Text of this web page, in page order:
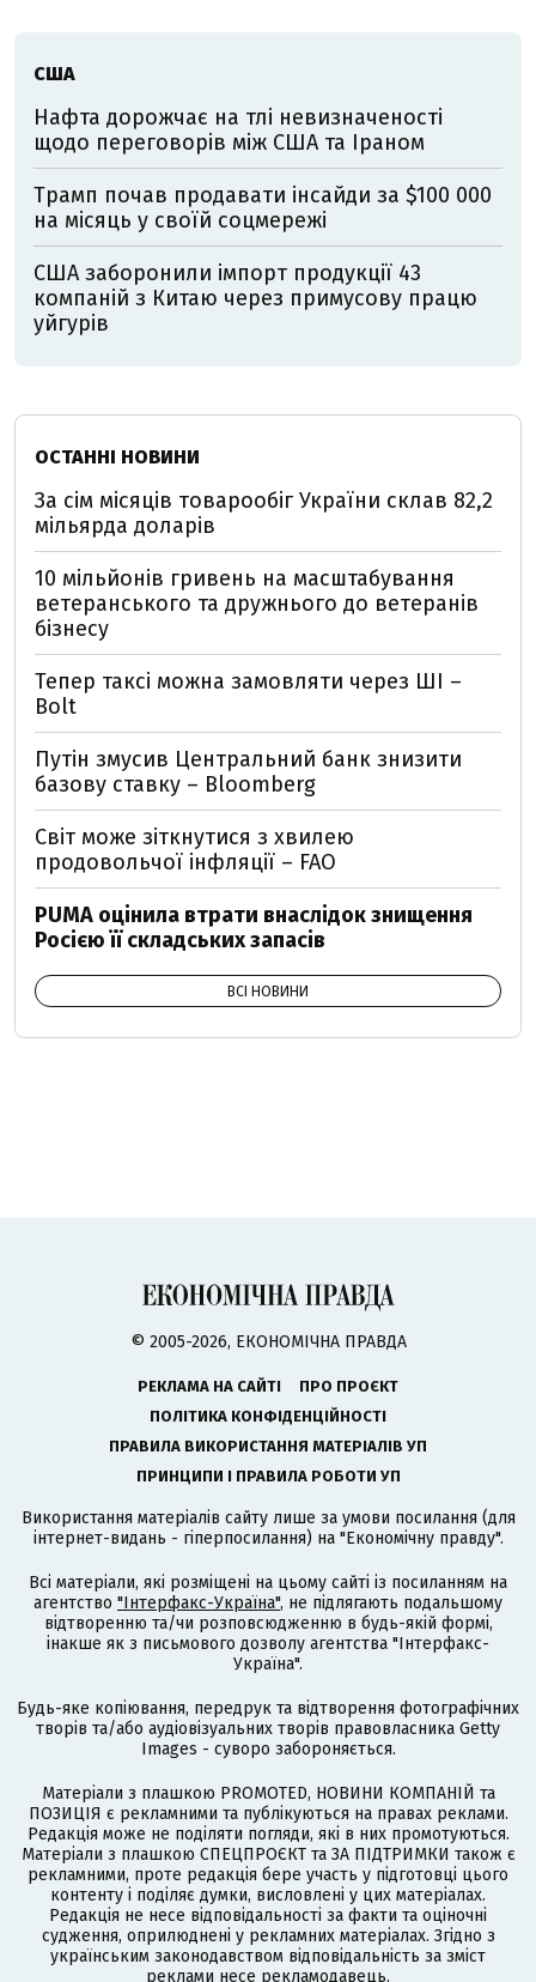
США
Нафта дорожчає на тлі невизначеності
щодо переговорів між США та Іраном
Трамп почав продавати інсайди за $100 000
на місяць у своїй соцмережі
США заборонили імпорт продукції 43
компаній з Китаю через примусову працю
уйгурів
ОСТАННІ НОВИНИ
За сім місяців товарообіг України склав 82,2
мільярда доларів
10 мільйонів гривень на масштабування
ветеранського та дружнього до ветеранів
бізнесу
Тепер таксі можна замовляти через ШІ –
Bolt
Путін змусив Центральний банк знизити
базову ставку – Bloomberg
Світ може зіткнутися з хвилею
продовольчої інфляції – FAO
PUMA оцінила втрати внаслідок знищення
Росією її складських запасів
ВСІ НОВИНИ
© 2005-2026, ЕКОНОМІЧНА ПРАВДА
РЕКЛАМА НА САЙТІ
ПРО ПРОЄКТ
ПОЛІТИКА КОНФІДЕНЦІЙНОСТІ
ПРАВИЛА ВИКОРИСТАННЯ МАТЕРІАЛІВ УП
ПРИНЦИПИ І ПРАВИЛА РОБОТИ УП
Використання матеріалів сайту лише за умови посилання (для
інтернет-видань - гіперпосилання) на "Економічну правду".
Всі матеріали, які розміщені на цьому сайті із посиланням на
агентство "Інтерфакс-Україна", не підлягають подальшому
відтворенню та/чи розповсюдженню в будь-якій формі,
інакше як з письмового дозволу агентства "Інтерфакс-
Україна".
Будь-яке копіювання, передрук та відтворення фотографічних
творів та/або аудіовізуальних творів правовласника Getty
Images - суворо забороняється.
Матеріали з плашкою PROMOTED, НОВИНИ КОМПАНІЙ та
ПОЗИЦІЯ є рекламними та публікуються на правах реклами.
Редакція може не поділяти погляди, які в них промотуються.
Матеріали з плашкою СПЕЦПРОЄКТ та ЗА ПІДТРИМКИ також є
рекламними, проте редакція бере участь у підготовці цього
контенту і поділяє думки, висловлені у цих матеріалах.
Редакція не несе відповідальності за факти та оціночні
судження, оприлюднені у рекламних матеріалах. Згідно з
українським законодавством відповідальність за зміст
реклами несе рекламодавець.